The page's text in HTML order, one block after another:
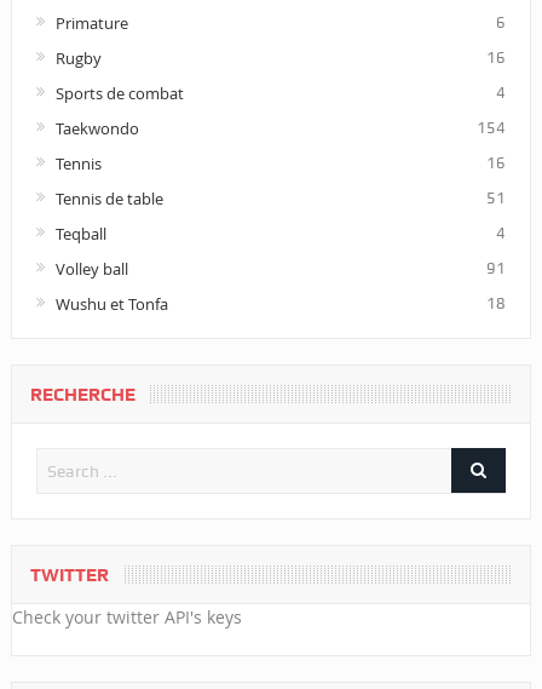
Primature 6
Rugby 16
Sports de combat 4
Taekwondo 154
Tennis 16
Tennis de table 51
Teqball 4
Volley ball 91
Wushu et Tonfa 18
RECHERCHE
TWITTER
Check your twitter API's keys